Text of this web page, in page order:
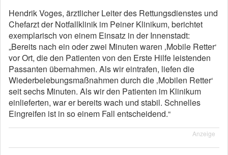
Hendrik Voges, ärztlicher Leiter des Rettungsdienstes und
Chefarzt der Notfallklinik im Peiner Klinikum, berichtet
exemplarisch von einem Einsatz in der Innenstadt:
„Bereits nach ein oder zwei Minuten waren ‚Mobile Retter‘
vor Ort, die den Patienten von den Erste Hilfe leistenden
Passanten übernahmen. Als wir eintrafen, liefen die
Wiederbelebungsmaßnahmen durch die ‚Mobilen Retter‘
seit sechs Minuten. Als wir den Patienten im Klinikum
einlieferten, war er bereits wach und stabil. Schnelles
Eingreifen ist in so einem Fall entscheidend.“
Anzeige